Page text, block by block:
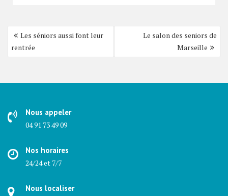
Navigation
de
l’article
Les séniors aussi font leur
rentrée
Le salon des seniors de
Marseille
Nous appeler
04 91 73 49 09
Nos horaires
24/24 et 7/7
Nous localiser